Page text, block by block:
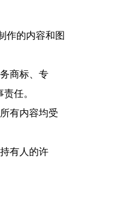
作的内容和图
商标、专
任。
有内容均受
有人的许